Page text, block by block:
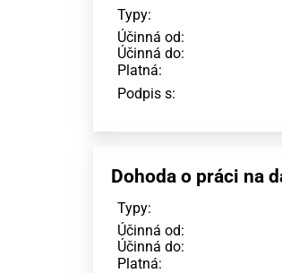
Typy:
Účinná od:
Účinná do:
Platná:
Podpis s:
Dohoda o práci na
Typy:
Účinná od:
Účinná do:
Platná: